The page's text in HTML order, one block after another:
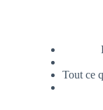
Tout ce